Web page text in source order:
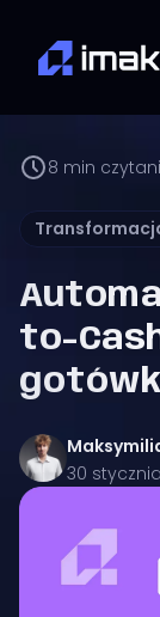
8 min
to-
30